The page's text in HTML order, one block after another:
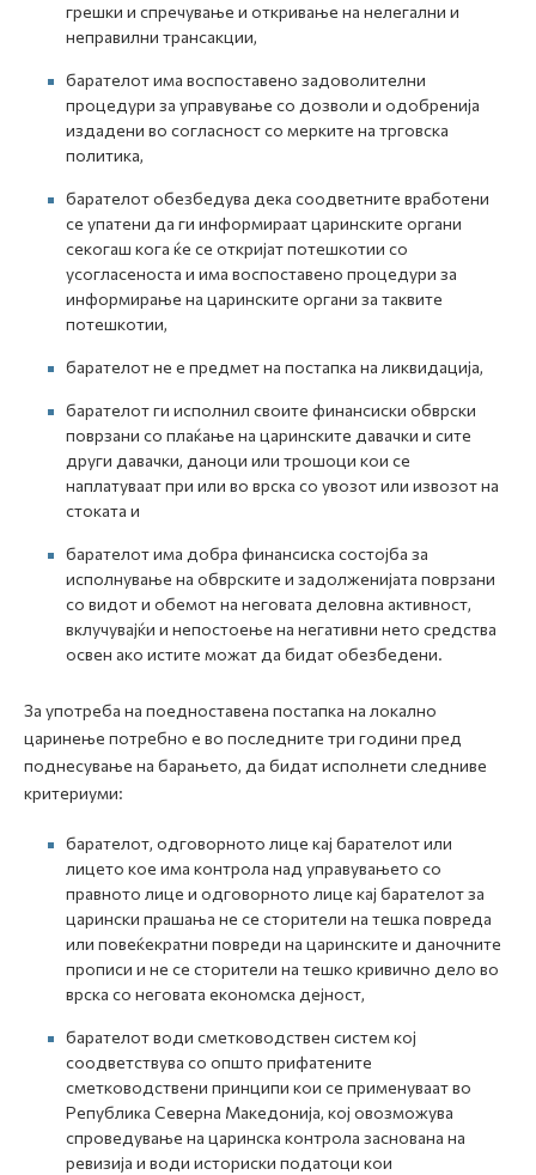
грешки и спречување и откривање на нелегални и
неправилни трансакции,
барателот има воспоставено задоволителни
процедури за управување со дозволи и одобренија
издадени во согласност со мерките на трговска
политика,
барателот обезбедува дека соодветните вработени
се упатени да ги информираат царинските органи
секогаш кога ќе се откријат потешкотии со
усогласеноста и има воспоставено процедури за
информирање на царинските органи за таквите
потешкотии,
барателот не е предмет на постапка на ликвидација,
барателот ги исполнил своите финансиски обврски
поврзани со плаќање на царинските давачки и сите
други давачки, даноци или трошоци кои се
наплатуваат при или во врска со увозот или извозот на
стоката и
барателот има добра финансиска состојба за
исполнување на обврските и задолженијата поврзани
со видот и обемот на неговата деловна активност,
вклучувајќи и непостоење на негативни нето средства
освен ако истите можат да бидат обезбедени.
За употреба на поедноставена постапка на локално
царинење потребно е во последните три години пред
поднесување на барањето, да бидат исполнети следниве
критериуми:
барателот, одговорното лице кај барателот или
лицето кое има контрола над управувањето со
правното лице и одговорното лице кај барателот за
царински прашања не се сторители на тешка повреда
или повеќекратни повреди на царинските и даночните
прописи и не се сторители на тешко кривично дело во
врска со неговата економска дејност,
барателот води сметководствен систем кој
соодветствува со општо прифатените
сметководствени принципи кои се применуваат во
Република Северна Македонија, кој овозможува
спроведување на царинска контрола заснована на
ревизија и води историски податоци кои